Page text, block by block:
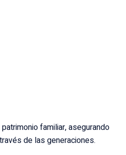
familiar, asegurando
de las generaciones.